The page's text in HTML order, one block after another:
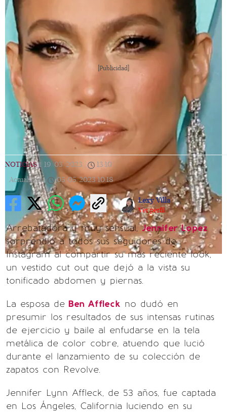
[Publicidad]
NOTICIAS 19/03/2023 13:10
Actualizada
05/05/2023 10:18
Lexy Villa
Ver perfil
Arrebatadora y muy sensual,Jennifer Lopez
sorprendió a todos sus seguidores de
Instagram al compartir su más reciente look,
un vestido cut out que dejó a la vista su
tonificado abdomen y piernas.
La esposa de Ben Affleck no dudó en
presumir los resultados de sus intensas rutinas
de ejercicio y baile al enfudarse en la tela
metálica de color cobre, atuendo que lució
durante el lanzamiento de su colección de
zapatos con Revolve.
Jennifer Lynn Affleck​, de 53 años, fue captada
en Los Ángeles, California luciendo en su